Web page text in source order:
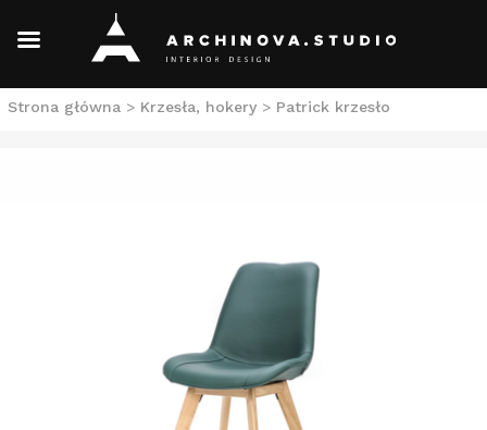
Skip
Strona główna > Krzesła, hokery > Patrick krzesło